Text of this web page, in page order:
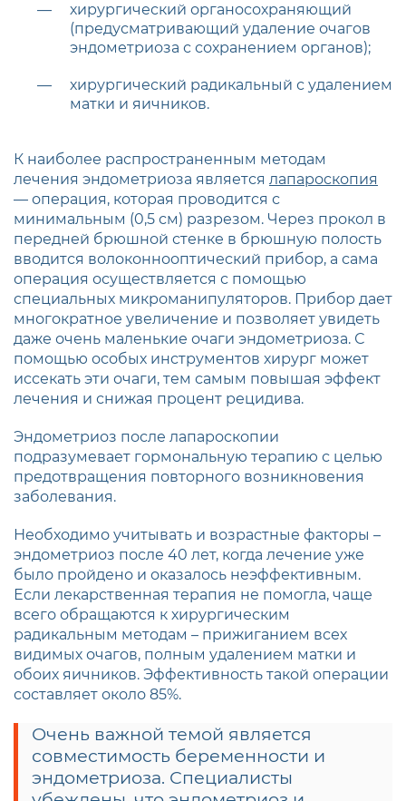
хирургический органосохраняющий
(предусматривающий удаление очагов
эндометриоза с сохранением органов);
хирургический радикальный с удалением
матки и яичников.
К наиболее распространенным методам
лечения эндометриоза является лапароскопия
— операция, которая проводится с
минимальным (0,5 см) разрезом. Через прокол в
передней брюшной стенке в брюшную полость
вводится волоконнооптический прибор, а сама
операция осуществляется с помощью
специальных микроманипуляторов. Прибор дает
многократное увеличение и позволяет увидеть
даже очень маленькие очаги эндометриоза. С
помощью особых инструментов хирург может
иссекать эти очаги, тем самым повышая эффект
лечения и снижая процент рецидива.
Эндометриоз после лапароскопии
подразумевает гормональную терапию с целью
предотвращения повторного возникновения
заболевания.
Необходимо учитывать и возрастные факторы –
эндометриоз после 40 лет, когда лечение уже
было пройдено и оказалось неэффективным.
Если лекарственная терапия не помогла, чаще
всего обращаются к хирургическим
радикальным методам – прижиганием всех
видимых очагов, полным удалением матки и
обоих яичников. Эффективность такой операции
составляет около 85%.
Очень важной темой является
совместимость беременности и
эндометриоза. Специалисты